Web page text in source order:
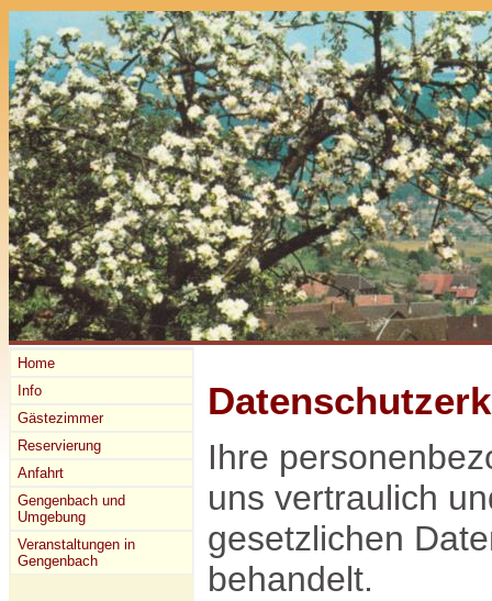
Home
Info
Gästezimmer
Reservierung
Anfahrt
Gengenbach und
Umgebung
Veranstaltungen in
Gengenbach
Ihre
uns vertraulich
gesetzlichen
behandelt.